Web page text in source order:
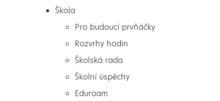
Škola
Pro budoucí prvňáčky
Rozvrhy hodin
Školská rada
Školní úspěchy
Eduroam